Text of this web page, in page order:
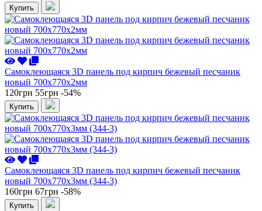
Купить
Самоклеющаяся 3D панель под кирпич бежевый песчаник
новый 700x770x2мм
120грн 55грн -54%
Купить
Самоклеющаяся 3D панель под кирпич бежевый песчаник
новый 700x770x3мм (344-3)
160грн 67грн -58%
Купить